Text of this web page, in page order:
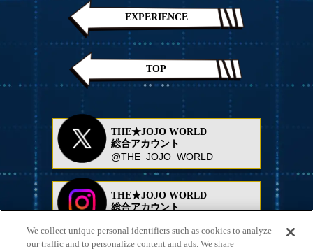
EXPERIENCE
TOP
THE★JOJO WORLD
総合アカウント
@THE_JOJO_WORLD
THE★JOJO WORLD
総合アカウント
We collect unique personal identifiers such as cookies to analyze
our traffic and to personalize content and ads. We share